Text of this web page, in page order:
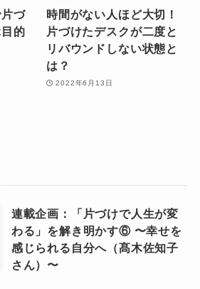
づ
的
時間がない人ほど大切！
片づけたデスクが二度と
リバウンドしない状態と
は？
2022年6月13日
連載企画：「片づけで人生が変
わる」を解き明かす⑥ 〜幸せを
感じられる自分へ（髙木佐知子
さん）〜